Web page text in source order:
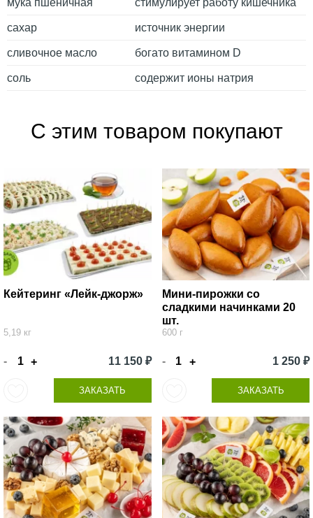
сахар источник энергии
сливочное масло богато витамином D
соль содержит ионы натрия
С этим товаром покупают
Кейтеринг «Лейк-джорж»
5,19 кг
- + 11 150 ₽
ЗАКАЗАТЬ
Мини-пирожки со
сладкими начинками 20
шт.
600 г
- + 1 250 ₽
ЗАКАЗАТЬ